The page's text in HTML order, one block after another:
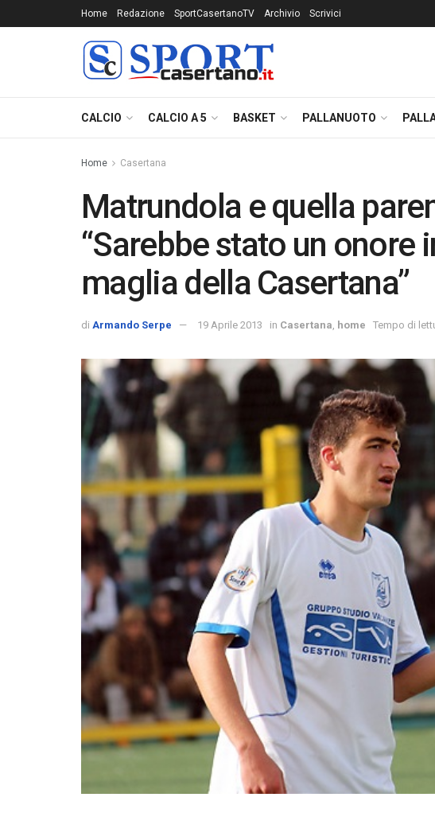
Home Redazione SportCasertanoTV Archivio Scrivici
CALCIO CALCIO A 5 BASKET PALLANUOTO
Home Casertana
Matrundola e quella
“Sarebbe stato un onore
maglia della Casertana”
di Armando Serpe 19 Aprile 2013 in Casertana home Tempo di